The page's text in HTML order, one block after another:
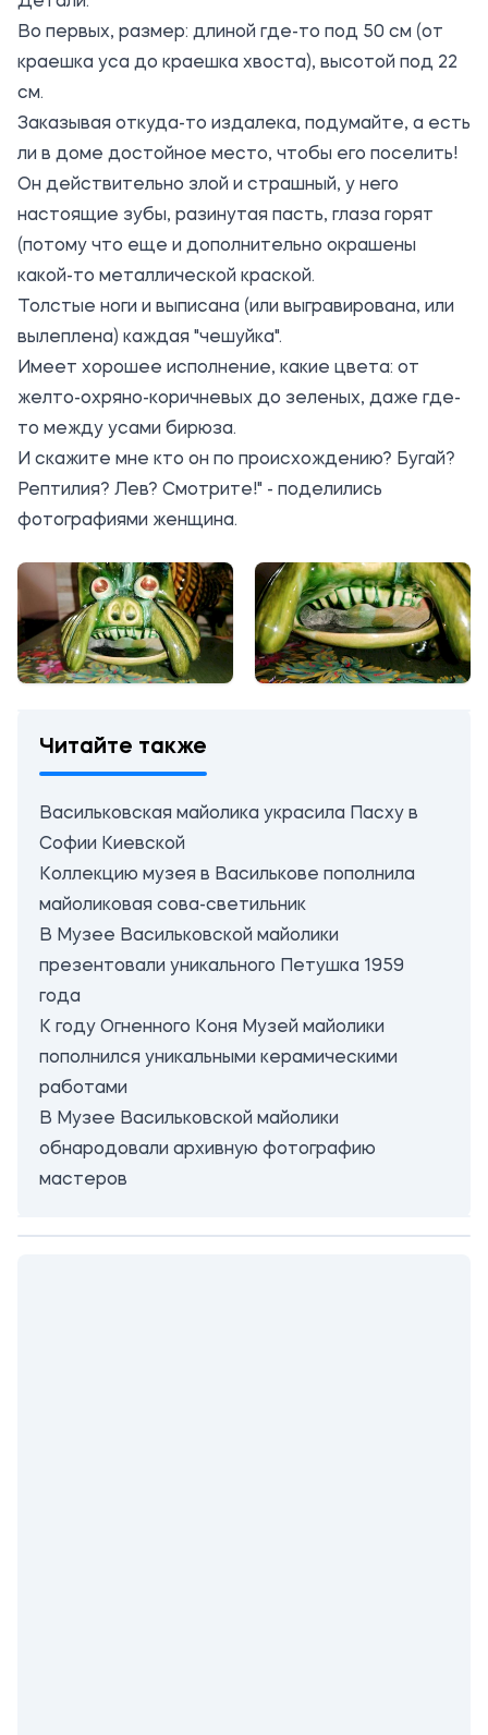
Во первых, размер: длиной где-то под 50 см (от
краешка уса до краешка хвоста), высотой под 22
см.
Заказывая откуда-то издалека, подумайте, а есть
ли в доме достойное место, чтобы его поселить!
Он действительно злой и страшный, у него
настоящие зубы, разинутая пасть, глаза горят
(потому что еще и дополнительно окрашены
какой-то металлической краской.
Толстые ноги и выписана (или выгравирована, или
вылеплена) каждая "чешуйка".
Имеет хорошее исполнение, какие цвета: от
желто-охряно-коричневых до зеленых, даже где-
то между усами бирюза.
И скажите мне кто он по происхождению? Бугай?
Рептилия? Лев? Смотрите!" - поделились
фотографиями женщина.
Читайте также
Васильковская майолика украсила Пасху в
Софии Киевской
Коллекцию музея в Василькове пополнила
майоликовая сова-светильник
В Музее Васильковской майолики
презентовали уникального Петушка 1959
года
К году Огненного Коня Музей майолики
пополнился уникальными керамическими
работами
В Музее Васильковской майолики
обнародовали архивную фотографию
мастеров